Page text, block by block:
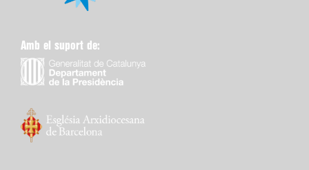
Amb el suport de: